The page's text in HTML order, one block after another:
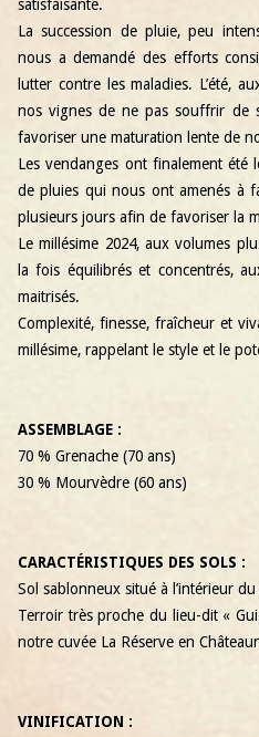
satisfaisante.
La succession de pluie, peu
nous a demandé des efforts
lutter contre les maladies. L’été,
nos vignes de ne pas souffrir de
favoriser une maturation lente de
Les vendanges ont finalement été
de pluies qui nous ont amenés à
plusieurs jours afin de favoriser la
Le millésime 2024, aux volumes
la fois équilibrés et concentrés,
maitrisés.
Complexité, finesse, fraîcheur et
millésime, rappelant le style et le
ASSEMBLAGE :
70 % Grenache (70 ans)
30 % Mourvèdre (60 ans)
CARACTÉRISTIQUES DES SOLS :
Sol sablonneux situé à l’intérieur du
Terroir très proche du lieu-dit «
notre cuvée La Réserve en
VINIFICATION :